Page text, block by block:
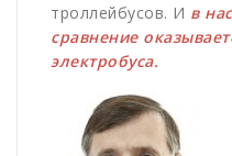
троллейбусов. И в
сравнение
электробуса.